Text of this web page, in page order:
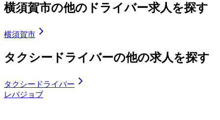
横須賀市の他のドライバー求人を探す
横須賀市
タクシードライバーの他の求人を探す
タクシードライバー
レバジョブ